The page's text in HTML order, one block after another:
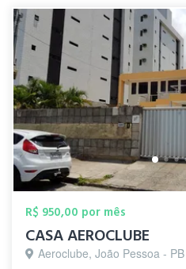
R$ 950,00 por mês
CASA AEROCLUBE
Aeroclube, João Pessoa - PB